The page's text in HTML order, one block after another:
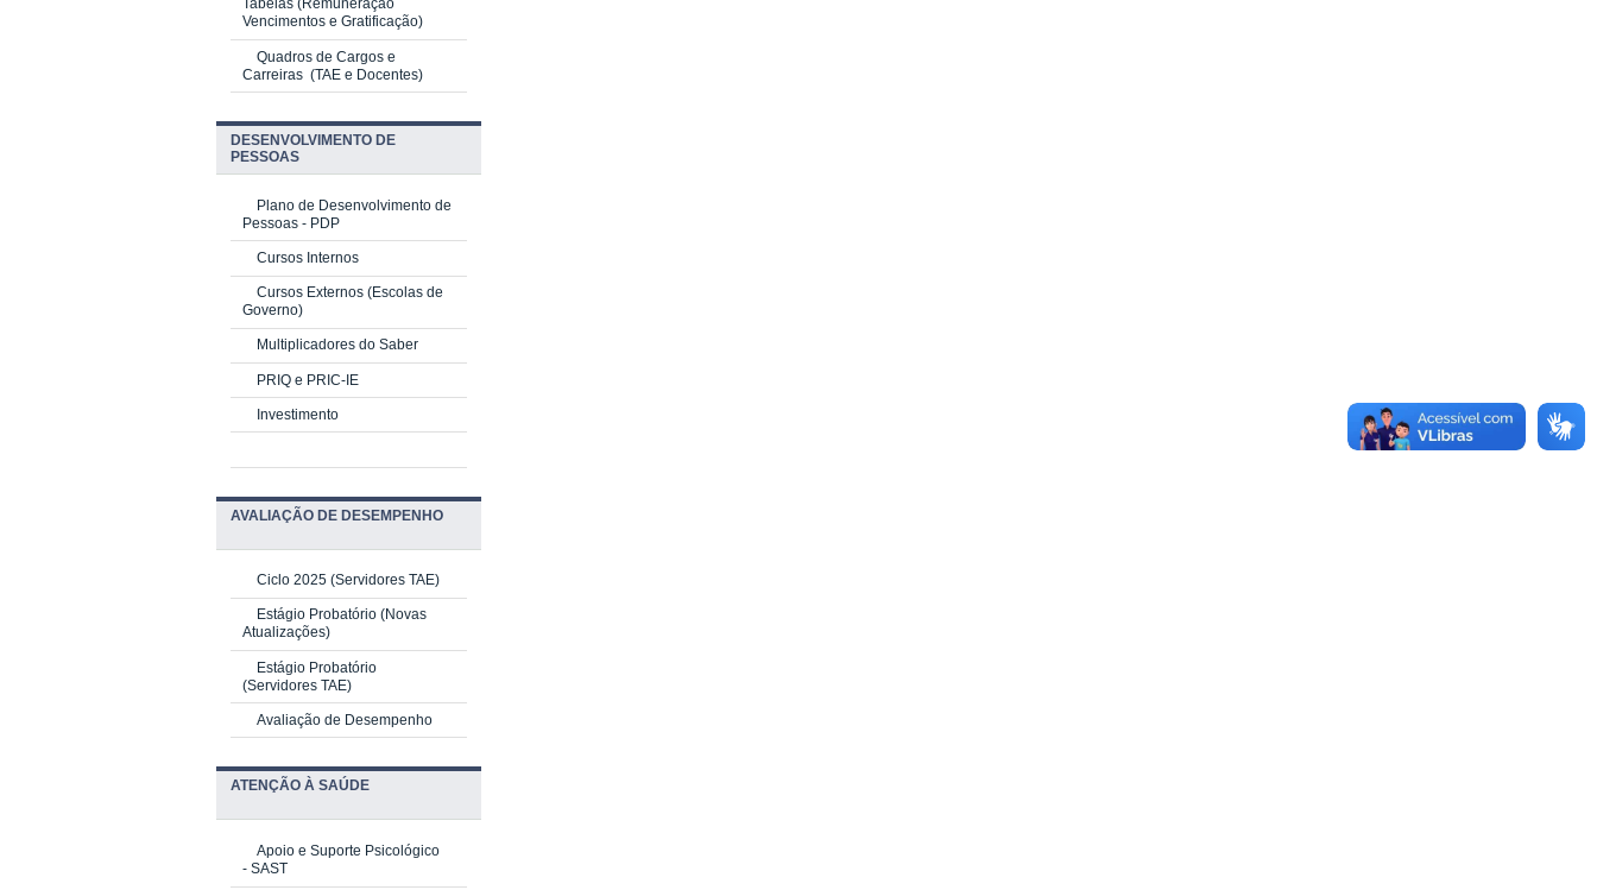
Tabelas (Remuneração
Vencimentos e Gratificação)
Quadros de Cargos e
Carreiras (TAE e Docentes)
DESENVOLVIMENTO DE
PESSOAS
Plano de Desenvolvimento de
Pessoas - PDP
Cursos Internos
Cursos Externos (Escolas de
Governo)
Multiplicadores do Saber
PRIQ e PRIC-IE
Investimento
AVALIAÇÃO DE DESEMPENHO
Ciclo 2025 (Servidores TAE)
Estágio Probatório (Novas
Atualizações)
Estágio Probatório
(Servidores TAE)
Avaliação de Desempenho
ATENÇÃO À SAÚDE
Apoio e Suporte Psicológico
- SAST